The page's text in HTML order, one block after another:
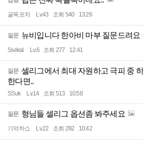
굴뚝포차 Lv.43 조회 540 13:26
질문 뉴비입니다 한아비 마부 질문드려요
Ssekal Lv.6 조회 277 12:41
질문 셀리그에서 최대 자원하고 극피 중
한다면..
SSuk Lv.14 조회 513 10:58
질문 형님들 셀리그 옵션좀 봐주세요
기억하쇼 Lv.22 조회 292 10:42